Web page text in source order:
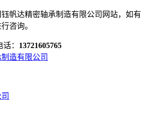
帆达精密轴承制造有限公司网站，如有
咨询。
： 13721605765
造有限公司